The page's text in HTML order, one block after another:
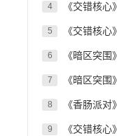
4 《交错核
5 《交错核
6
7
8 《香肠派
9 《交错核